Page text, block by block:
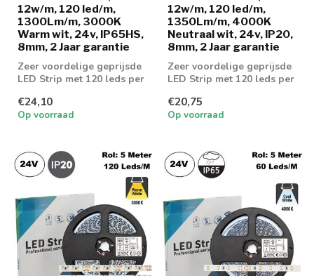
12w/m, 120 led/m,
1300Lm/m, 3000K
Warm wit, 24v, IP65HS,
8mm, 2 Jaar garantie
Zeer voordelige geprijsde
LED Strip met 120 leds per
lic...
€24,10
Op voorraad
12w/m, 120 led/m,
1350Lm/m, 4000K
Neutraal wit, 24v, IP20,
8mm, 2 Jaar garantie
Zeer voordelige geprijsde
LED Strip met 120 leds per
lic...
€20,75
Op voorraad